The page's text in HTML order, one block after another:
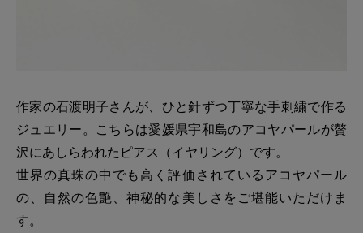
作家の石渡明子さんが、ひと針ずつ丁寧な手刺繍で作る
ジュエリー。こちらは愛媛県宇和島のアコヤパールが贅
沢にあしらわれたピアス（イヤリング）です。
世界の真珠の中でも高く評価されているアコヤパール
の、自然の色艶、神秘的な美しさをご堪能いただけま
す。